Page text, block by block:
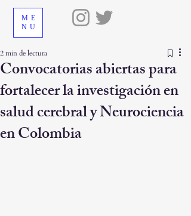
ME
NU
Convocatorias abiertas para
fortalecer la investigación en
salud cerebral y Neurociencia
en Colombia
2 min de lectura